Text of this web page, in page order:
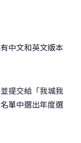
中文和英文版本
提交給「我城我
單中選出年度選